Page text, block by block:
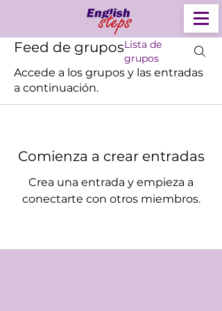
Feed de gruposLista de
grupos
Accede a los grupos y las entradas
a continuación.
Comienza a crear entradas
Crea una entrada y empieza a
conectarte con otros miembros.